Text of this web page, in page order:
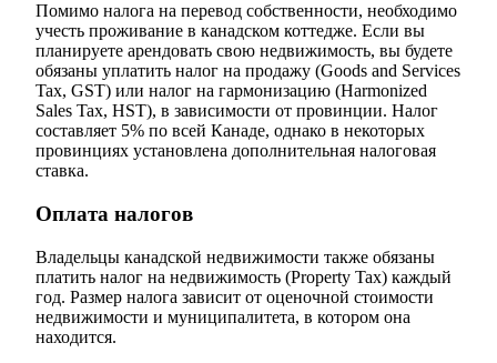
Помимо налога на перевод собственности, необходимо
учесть проживание в канадском коттедже. Если вы
планируете арендовать свою недвижимость, вы будете
обязаны уплатить налог на продажу (Goods and Services
Tax, GST) или налог на гармонизацию (Harmonized
Sales Tax, HST), в зависимости от провинции. Налог
составляет 5% по всей Канаде, однако в некоторых
провинциях установлена дополнительная налоговая
ставка.
Оплата налогов
Владельцы канадской недвижимости также обязаны
платить налог на недвижимость (Property Tax) каждый
год. Размер налога зависит от оценочной стоимости
недвижимости и муниципалитета, в котором она
находится.